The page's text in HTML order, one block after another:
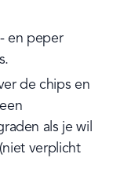
en peper
de chips en
als je wil
verplicht